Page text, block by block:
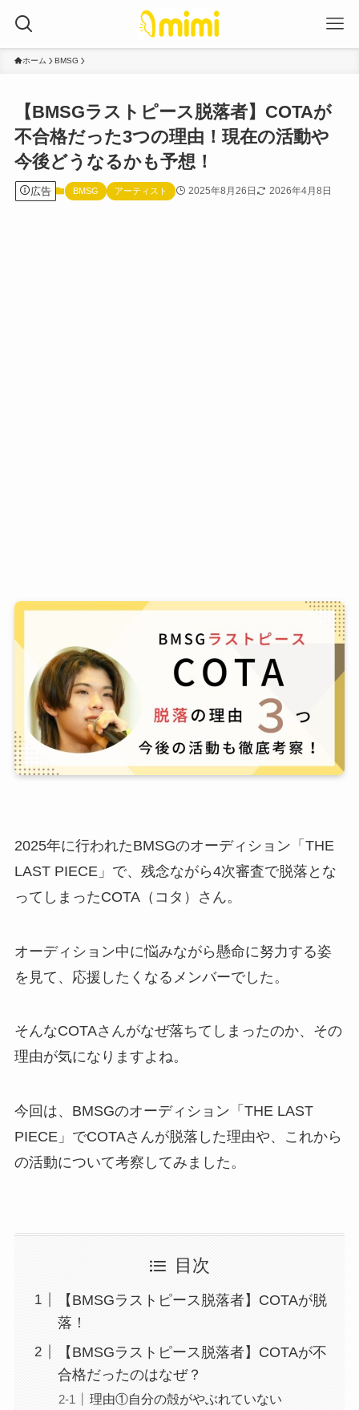
ホーム BMSG
【BMSGラストピース脱落者】COTAが
不合格だった3つの理由！現在の活動や
今後どうなるかも予想！
広告 BMSG アーティスト 2025年8月26日 2026年4月8日
2025年に行われたBMSGのオーディション「THE
LAST PIECE」で、残念ながら4次審査で脱落とな
ってしまったCOTA（コタ）さん。
オーディション中に悩みながら懸命に努力する姿
を見て、応援したくなるメンバーでした。
そんなCOTAさんがなぜ落ちてしまったのか、その
理由が気になりますよね。
今回は、BMSGのオーディション「THE LAST
PIECE」でCOTAさんが脱落した理由や、これから
の活動について考察してみました。
目次
【BMSGラストピース脱落者】COTAが脱
落！
【BMSGラストピース脱落者】COTAが不
合格だったのはなぜ？
理由①自分の殻がやぶれていない